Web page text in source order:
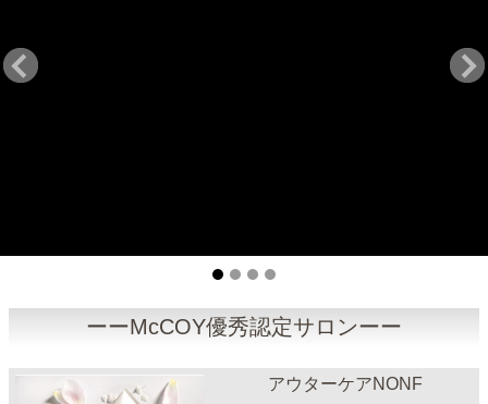
ーーMcCOY優秀認定サロンーー
アウターケアNONF